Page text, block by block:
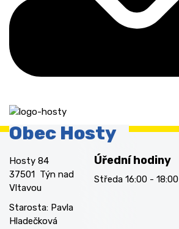
Obec Hosty
Hosty 84
37501 Týn nad
Vltavou
Starosta: Pavla
Hladečková
Úřední hodiny
Středa 16:00 - 18:00